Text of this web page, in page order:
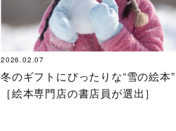
2026.02.07
冬のギフトにぴったりな“雪の絵本
［絵本専門店の書店員が選出］